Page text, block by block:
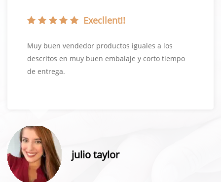
Execllent!!
Muy buen vendedor productos iguales a los
descritos en muy buen embalaje y corto tiempo
de entrega.
julio taylor